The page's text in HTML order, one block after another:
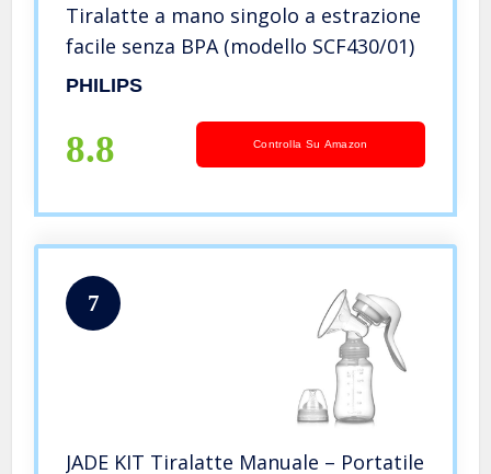
Tiralatte a mano singolo a estrazione
facile senza BPA (modello SCF430/01)
PHILIPS
8.8 Controlla Su Amazon
7
JADE KIT Tiralatte Manuale – Portatile